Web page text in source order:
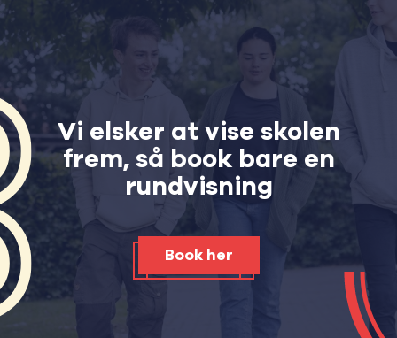
Vi elsker at vise skolen
frem, så book bare en
rundvisning
Book her